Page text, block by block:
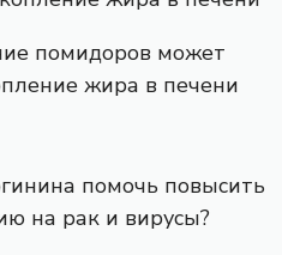
помидоров может
жира в печени